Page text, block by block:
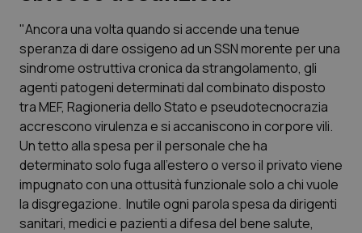
Scienza e Farmaci
Studi e Analisi
Lettere al direttore
Edizioni Regionali
QS Pro
"Ancora una volta quando si accende una tenue
speranza di dare ossigeno ad un SSN morente per una
sindrome ostruttiva cronica da strangolamento, gli
agenti patogeni determinati dal combinato disposto
tra MEF, Ragioneria dello Stato e pseudotecnocrazia
accrescono virulenza e si accaniscono in corpore vili.
Un tetto alla spesa per il personale che ha
determinato solo fuga all'estero o verso il privato viene
impugnato con una ottusità funzionale solo a chi vuole
la disgregazione. Inutile ogni parola spesa da dirigenti
sanitari, medici e pazienti a difesa del bene salute,